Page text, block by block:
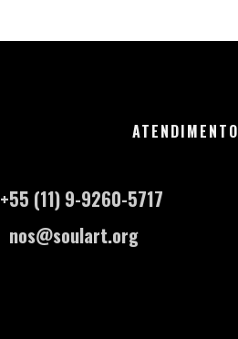
ATENDIMENTO
+55 (11) 9-9260-5717
nos@soulart.org